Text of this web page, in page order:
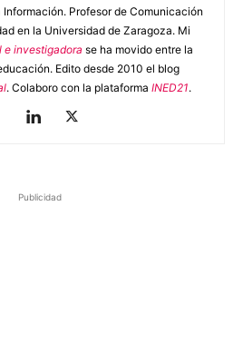
Profesor de Comunicación
en la Universidad de Zaragoza. Mi
e investigadora se ha movido entre la
Edito desde 2010 el blog
. Colaboro con la plataforma INED21.
Publicidad